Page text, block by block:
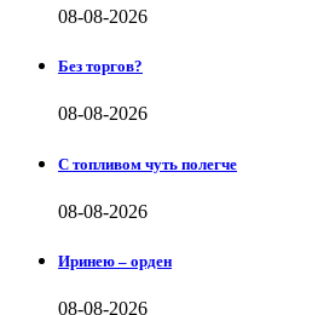
08-08-2026
Без торгов?
08-08-2026
С топливом чуть полегче
08-08-2026
Иринею – орден
08-08-2026